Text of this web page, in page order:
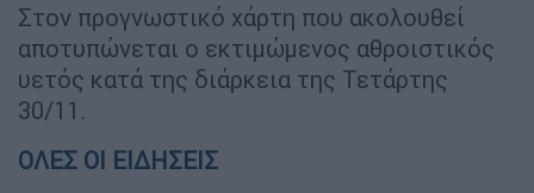
Στον προγνωστικό χάρτη που ακολουθεί
αποτυπώνεται ο εκτιμώμενος αθροιστικός
υετός κατά της διάρκεια της Τετάρτης
30/11.
ΟΛΕΣ ΟΙ ΕΙΔΗΣΕΙΣ